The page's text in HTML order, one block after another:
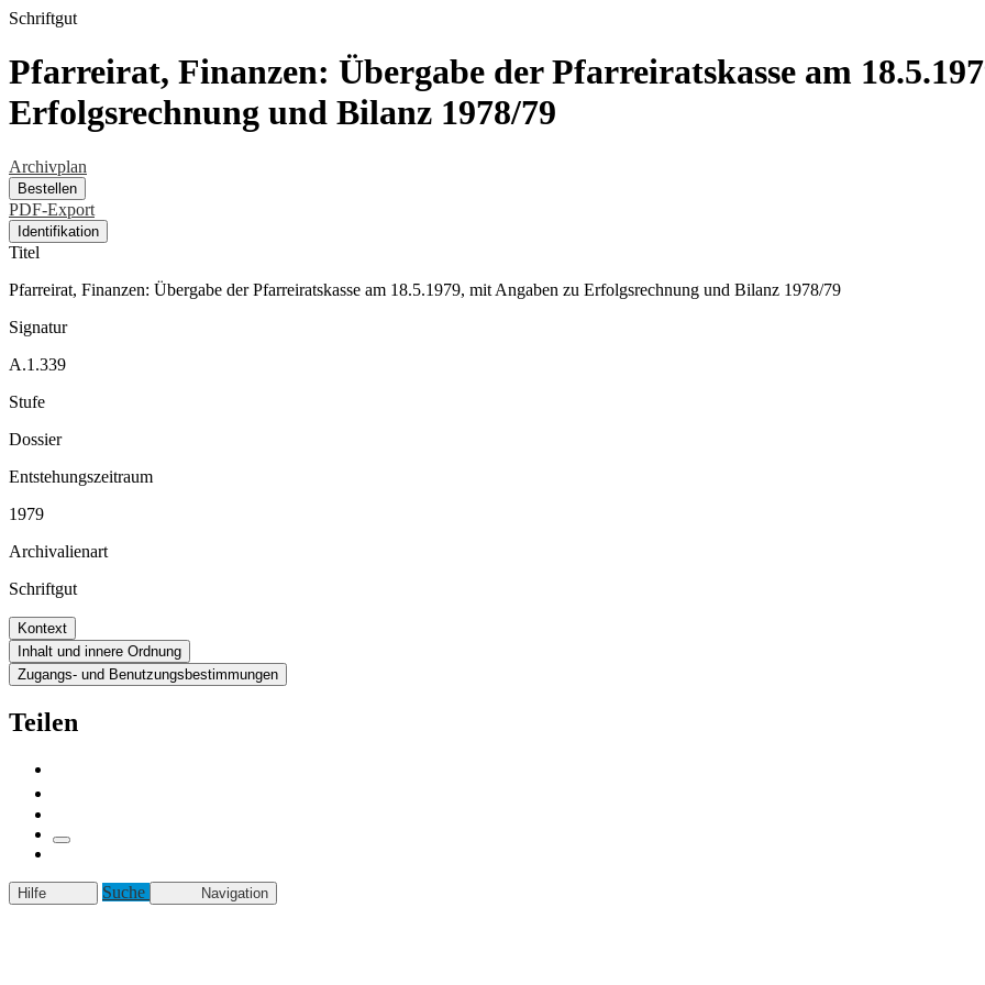
Schriftgut
Pfarreirat, Finanzen: Übergabe der Pfarreiratskasse am
Erfolgsrechnung und Bilanz 1978/79
Archivplan
Bestellen
PDF-Export
Identifikation
Titel
Pfarreirat, Finanzen: Übergabe der Pfarreiratskasse am 18.5.1979, mit Angaben zu Erfolgsrechnung und Bilanz 1978/79
Signatur
A.1.339
Stufe
Dossier
Entstehungszeitraum
1979
Archivalienart
Schriftgut
Kontext
Inhalt und innere Ordnung
Zugangs- und Benutzungsbestimmungen
Teilen
Hilfe Suche Navigation